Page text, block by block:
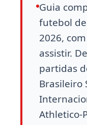
Guia
futebol
2026,
assistir.
partidas
Brasileiro
Athletico-